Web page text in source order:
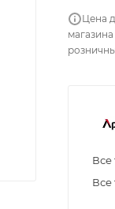
Цена
Все
Все